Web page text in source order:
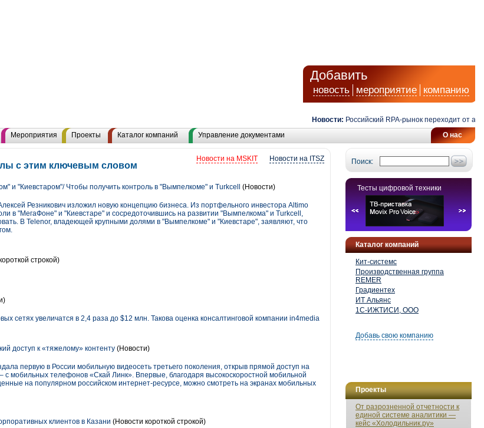
Добавить
новость мероприятие компанию
Новости: Российский RPA-рынок переходит от
О нас
Мероприятия Проекты Каталог компаний Управление документами
Поиск:
Тесты цифровой техники
Каталог компаний
Кит-системс
Производственная группа
REMER
Градиентех
ИТ Альянс
1С-ИЖТИСИ, ООО
Добавь свою компанию
Проекты
От разрозненной отчетности к
единой системе аналитики —
кейс «Холодильник.ру»
Новости на ITSZ
Новости на MSKIT
с этим ключевым словом
и "Киевстаром"/ Чтобы получить контроль в "Вымпелкоме" и Turkcell (Новости)
Резникович изложил новую концепцию бизнеса. Из портфельного инвестора Altimo
в "МегаФоне" и "Киевстаре" и сосредоточившись на развитии "Вымпелкома" и Turkcell,
В Telenor, владеющей крупными долями в "Вымпелкоме" и "Киевстаре", заявляют, что
строкой)
сетях увеличатся в 2,4 раза до $12 млн. Такова оценка консалтинговой компании in4media
доступ к «тяжелому» контенту (Новости)
первую в России мобильную видеосеть третьего поколения, открыв прямой доступ на
с мобильных телефонов «Скай Линк». Впервые, благодаря высокоскоростной мобильной
на популярном российском интернет-ресурсе, можно смотреть на экранах мобильных
клиентов в Казани (Новости короткой строкой)